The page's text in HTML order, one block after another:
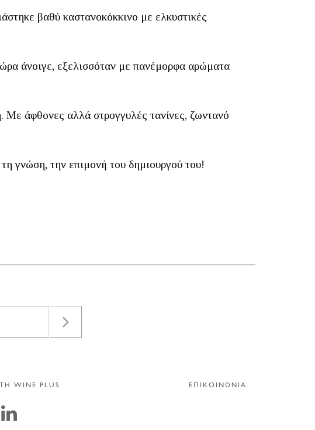
βαθύ καστανοκόκκινο με ελκυστικές
άνοιγε, εξελισσόταν με πανέμορφα αρώματα
άφθονες αλλά στρογγυλές τανίνες, ζωντανό
γνώση, την επιμονή του δημιουργού του!
WINE PLUS ΕΠΙΚΟΙΝΩΝΙΑ